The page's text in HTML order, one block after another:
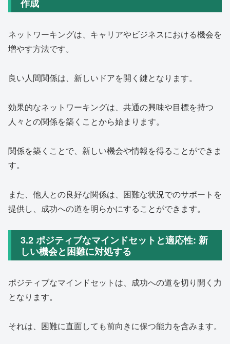
作成
ネットワーキングは、キャリアやビジネスにおける機会を
増やす方法です。
良い人間関係は、新しいドアを開く鍵となります。
効果的なネットワーキングは、共通の興味や目標を持つ
人々との関係を築くことから始まります。
関係を築くことで、新しい機会や情報を得ることができま
す。
また、他人との良好な関係は、困難な状況でのサポートを
提供し、成功への道を明らかにすることができます。
3.2 ポジティブなマインドセットと適応性: 新
しい機会と困難に対処する
ポジティブなマインドセットは、成功への道を切り開く力
となります。
それは、困難に直面しても前向きに保つ能力を含みます。